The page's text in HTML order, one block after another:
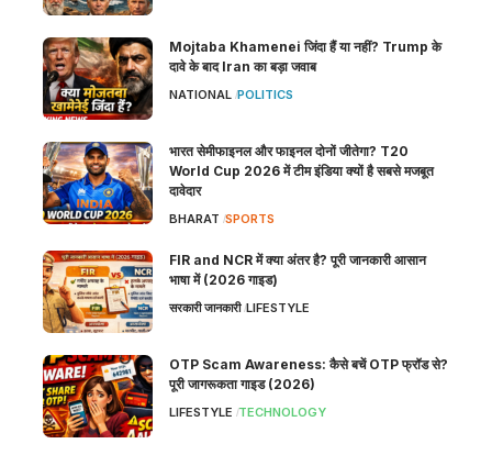
Mojtaba Khamenei जिंदा हैं या नहीं? Trump के
दावे के बाद Iran का बड़ा जवाब
NATIONAL POLITICS
भारत सेमीफाइनल और फाइनल दोनों जीतेगा? T20
World Cup 2026 में टीम इंडिया क्यों है सबसे मजबूत
दावेदार
BHARAT SPORTS
FIR and NCR में क्या अंतर है? पूरी जानकारी आसान
भाषा में (2026 गाइड)
सरकारी जानकारी LIFESTYLE
OTP Scam Awareness: कैसे बचें OTP फ्रॉड से?
पूरी जागरूकता गाइड (2026)
LIFESTYLE TECHNOLOGY